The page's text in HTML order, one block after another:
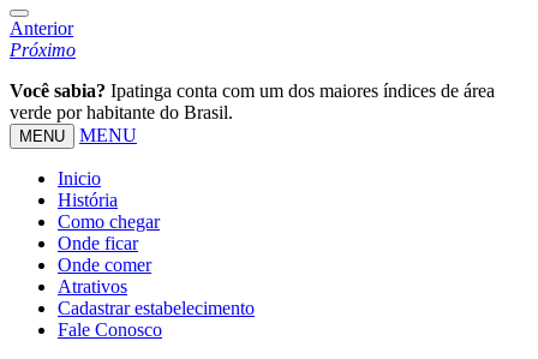
Anterior
Próximo
Você sabia? Ipatinga conta com um dos maiores índices de área
verde por habitante do Brasil.
MENU MENU
Inicio
História
Como chegar
Onde ficar
Onde comer
Atrativos
Cadastrar estabelecimento
Fale Conosco